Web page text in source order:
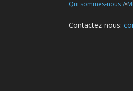
Qui sommes-nous ?•
Contactez-nous: